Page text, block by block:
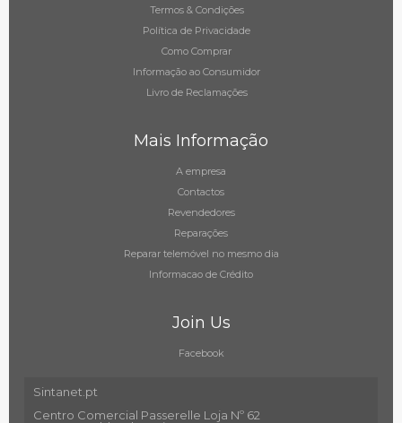
Termos & Condições
Política de Privacidade
Como Comprar
Informação ao Consumidor
Livro de Reclamações
Mais Informação
A empresa
Contactos
Revendedores
Reparações
Reparar telemóvel no mesmo dia
Informacao de Crédito
Join Us
Facebook
Sintanet.pt
Centro Comercial Passerelle Loja Nº 62